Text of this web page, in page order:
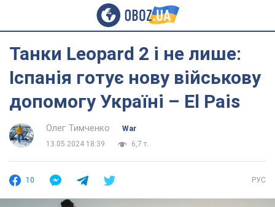
Танки Leopard 2 і не лише:
Іспанія готує нову військову
допомогу Україні – El Pais
Олег Тимченко
War
13.05.2024 18:39
6,7 т.
10 РУС